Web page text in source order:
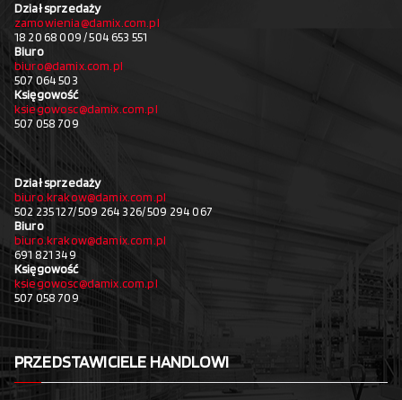
Dział sprzedaży
zamowienia@damix.com.pl
18 20 68 009 / 504 653 551
Biuro
biuro@damix.com.pl
507 064 503
Księgowość
ksiegowosc@damix.com.pl
507 058 709
Dział sprzedaży
biuro.krakow@damix.com.pl
502 235 127/ 509 264 326/ 509 294 067
Biuro
biuro.krakow@damix.com.pl
691 821 349
Księgowość
ksiegowosc@damix.com.pl
507 058 709
PRZEDSTAWICIELE HANDLOWI